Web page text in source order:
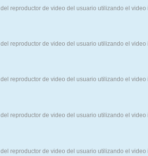
reproductor de video del usuario utilizando el video
reproductor de video del usuario utilizando el video
reproductor de video del usuario utilizando el video
reproductor de video del usuario utilizando el video
reproductor de video del usuario utilizando el video